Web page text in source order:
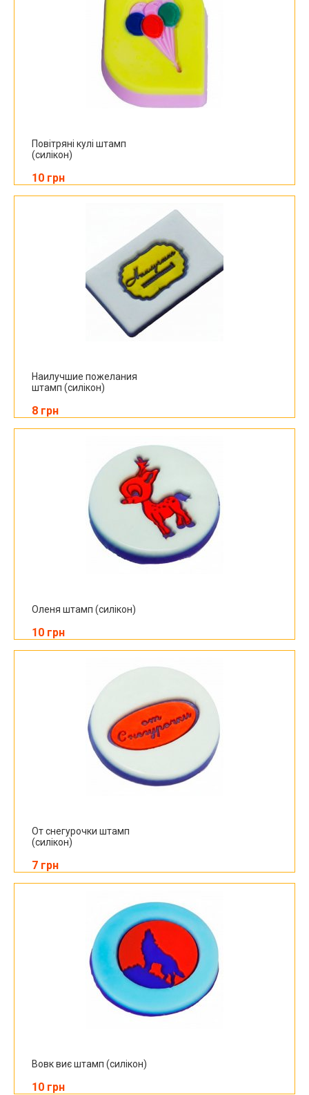
Повітряні кулі штамп
(силікон)
10 грн
Наилучшие пожелания
штамп (силікон)
8 грн
Оленя штамп (силікон)
10 грн
От снегурочки штамп
(силікон)
7 грн
Вовк виє штамп (силікон)
10 грн